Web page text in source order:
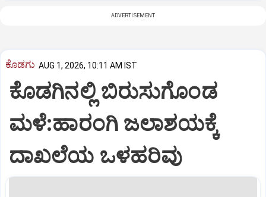
ADVERTISEMENT
ಕೊಡಗು AUG 1, 2026, 10:11 AM IST
ಕೊಡಗಿನಲ್ಲಿ ಬಿರುಸುಗೊಂಡ
ಮಳೆ:ಹಾರಂಗಿ ಜಲಾಶಯಕ್ಕೆ
ದಾಖಲೆಯ ಒಳಹರಿವು